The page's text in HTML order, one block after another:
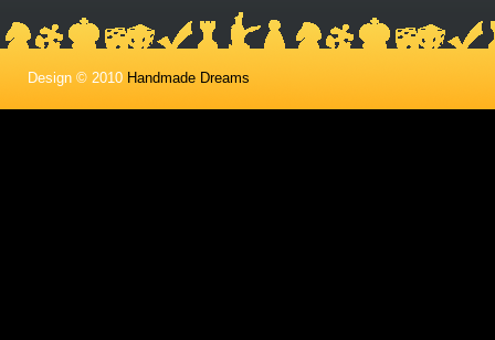
Design © 2010 Handmade Dreams